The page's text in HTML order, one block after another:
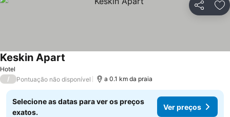
Partilhar
Hotel
Keskin Apart
/ Pontuação não disponível a 0.1 km da praia
Selecione as datas para ver os preços
exatos.
Ver preços